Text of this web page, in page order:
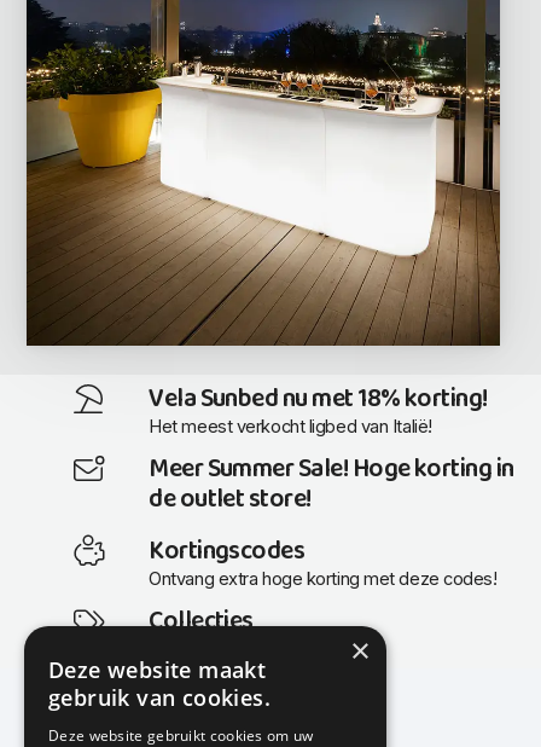
Vela Sunbed nu met 18% korting!
Het meest verkocht ligbed van Italië!
Meer Summer Sale! Hoge korting in
de outlet store!
Kortingscodes
Ontvang extra hoge korting met deze codes!
Collecties
Actuele en populaire collecties
×
Deze website maakt
gebruik van cookies.
Deze website gebruikt cookies om uw